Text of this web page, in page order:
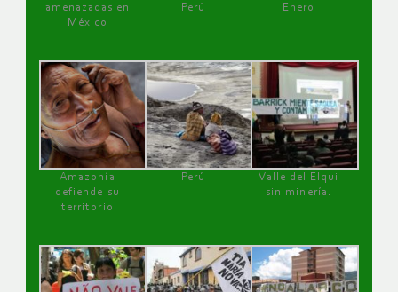
amenazadas en
México
Perú
Enero
Amazonía
defiende su
territorio
Perú
Valle del Elqui
sin minería.